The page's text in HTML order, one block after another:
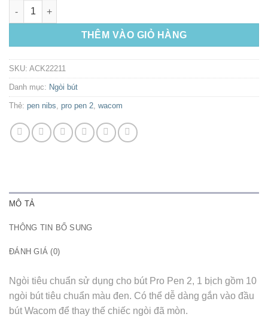
Standard-Nibs Pro Pen 2 số lượng
THÊM VÀO GIỎ HÀNG
SKU: ACK22211
Danh mục: Ngòi bút
Thẻ: pen nibs, pro pen 2, wacom
MÔ TẢ
THÔNG TIN BỔ SUNG
ĐÁNH GIÁ (0)
Ngòi tiêu chuẩn sử dụng cho bút Pro Pen 2, 1 bịch gồm 10
ngòi bút tiêu chuẩn màu đen. Có thể dễ dàng gắn vào đầu
bút Wacom để thay thế chiếc ngòi đã mòn.